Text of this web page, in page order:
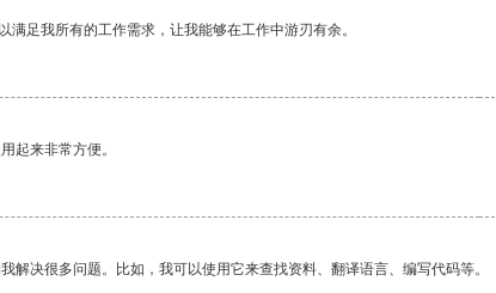
满足我所有的工作需求，让我能够在工作中游刃有余。
起来非常方便。
解决很多问题。比如，我可以使用它来查找资料、翻译语言、编写代码等。